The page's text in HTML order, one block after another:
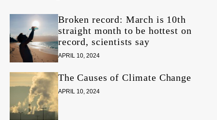
Broken record: March is 10th
straight month to be hottest on
record, scientists say
APRIL 10, 2024
The Causes of Climate Change
APRIL 10, 2024